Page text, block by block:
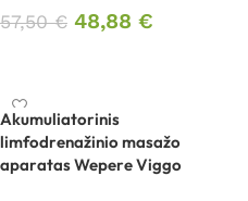
57,50€ 48,88 €
Akumuliatorinis
limfodrenažinio masažo
aparatas Wepere Viggo